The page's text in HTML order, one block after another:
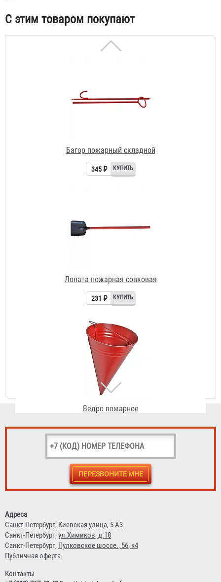
С этим товаром покупают
Багор пожарный складной
Лопата пожарная совковая
Ведро пожарное
215 ₽
Огнетушитель ОП-4 АВСЕ Огнеборец / Гарвилон
Адреса
Санкт-Петербург, Киевская улица, 5 А3
Санкт-Петербург,ул.Химиков, д.18
Санкт-Петербург, Пулковское шоссе., 56, к4
Публичная оферта
Контакты